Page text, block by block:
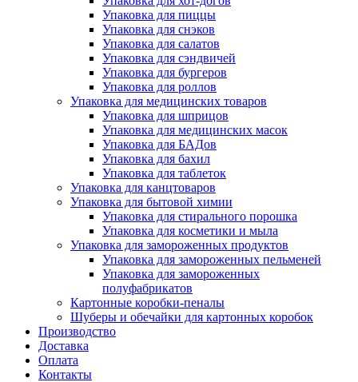
Упаковка для пиццы
Упаковка для снэков
Упаковка для салатов
Упаковка для сэндвичей
Упаковка для бургеров
Упаковка для роллов
Упаковка для медицинских товаров
Упаковка для шприцов
Упаковка для медицинских масок
Упаковка для БАДов
Упаковка для бахил
Упаковка для таблеток
Упаковка для канцтоваров
Упаковка для бытовой химии
Упаковка для стирального порошка
Упаковка для косметики и мыла
Упаковка для замороженных продуктов
Упаковка для замороженных пельменей
Упаковка для замороженных
полуфабрикатов
Картонные коробки-пеналы
Шуберы и обечайки для картонных коробок
Производство
Доставка
Оплата
Контакты